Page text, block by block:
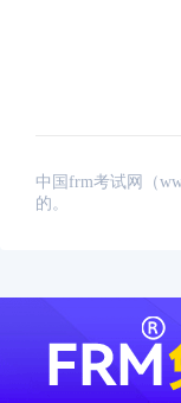
中国frm考试网（
的。